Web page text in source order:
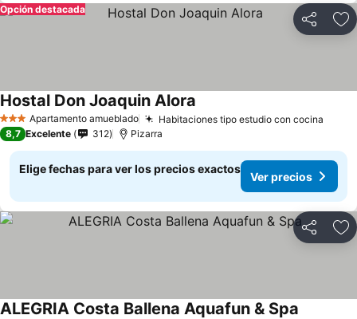
Compartir
Opción destacada
3 EstrellasApartamento amueblado Habitaciones tipo estudio con cocina
Hostal Don Joaquin Alora
8,7 Excelente 312 Pizarra
Elige fechas para ver los precios exactos
Ver precios
Compartir
ALEGRIA Costa Ballena Aquafun & Spa